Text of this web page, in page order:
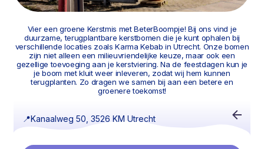
Vier een groene Kerstmis met BeterBoompje! Bij ons vind je
duurzame, terugplantbare kerstbomen die je kunt ophalen bij
verschillende locaties zoals Karma Kebab in Utrecht. Onze bomen
zijn niet alleen een milieuvriendelijke keuze, maar ook een
gezellige toevoeging aan je kerstviering. Na de feestdagen kun je
je boom met kluit weer inleveren, zodat wij hem kunnen
terugplanten. Zo dragen we samen bij aan een betere en
groenere toekomst!
📍Kanaalweg 50, 3526 KM Utrecht